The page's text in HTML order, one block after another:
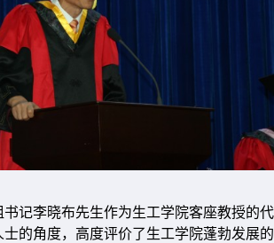
记李晓布先生作为生工学院客座教授的代
的角度，高度评价了生工学院蓬勃发展的